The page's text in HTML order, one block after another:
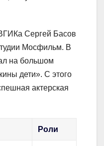
Сергей Басов
Мосфильм. В
на большом
дети». С этого
актерская
Роли